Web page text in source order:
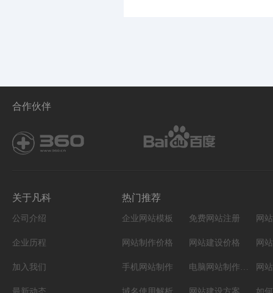
合作伙伴
关于凡科
公司介绍
企业历程
加入我们
热门推荐
企业网站模板 免费网站注册 网
网站制作价格 网站建设价格 网
手机网站制作 电脑网站制作设计 网